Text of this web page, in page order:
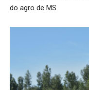
do agro de MS.